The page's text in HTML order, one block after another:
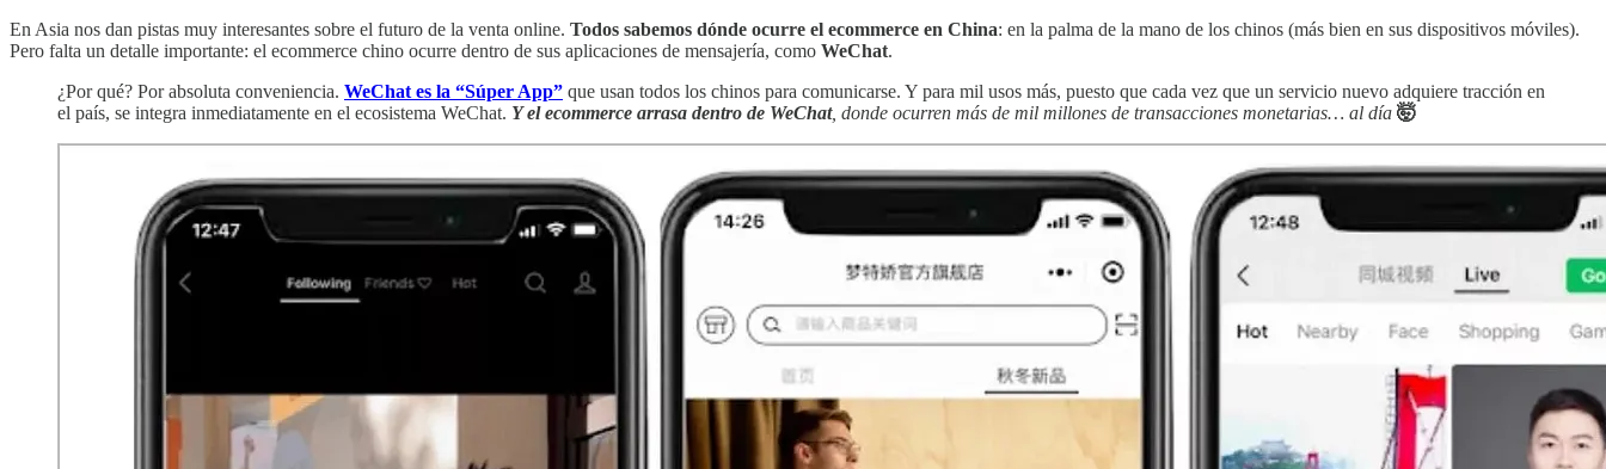
En Asia nos dan pistas muy interesantes sobre el futuro de la venta online. Todos sabemos dónde ocurre el ecommerce en China: en la palma de la mano de los chinos (más bien en sus dispositivos móviles).
Pero falta un detalle importante: el ecommerce chino ocurre dentro de sus aplicaciones de mensajería, como WeChat.
¿Por qué? Por absoluta conveniencia. WeChat es la “Súper App” que usan todos los chinos para comunicarse. Y para mil usos más, puesto que cada vez que un servicio nuevo adquiere tracción en
el país, se integra inmediatamente en el ecosistema WeChat. Y el ecommerce arrasa dentro de WeChat, donde ocurren más de mil millones de transacciones monetarias… al día 🤯